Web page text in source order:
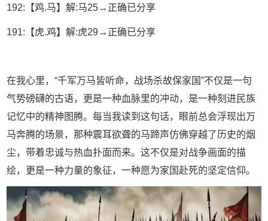
192:【鸡.马】解:马25→正确已分享
191:【虎.鸡】解:虎29→正确已分享
在我心里，“千军万马皆听命，战场杀故保家国”不仅是一句
气势磅礴的古语，更是一种血脉里的冲动，是一种刻进民族
记忆中的精神图腾。每当我读到这句话，眼前总会浮现出万
马奔腾的场景，那种震耳欲聋的马蹄声仿佛穿越了历史的烟
尘，带着忠诚与热血扑面而来。这不仅是对战争画面的描
绘，更是一种力量的象征，一种愿为家国赴死的坚定信仰。